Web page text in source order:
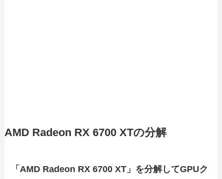
AMD Radeon RX 6700 XTの分解
「AMD Radeon RX 6700 XT」を分解してGPUク